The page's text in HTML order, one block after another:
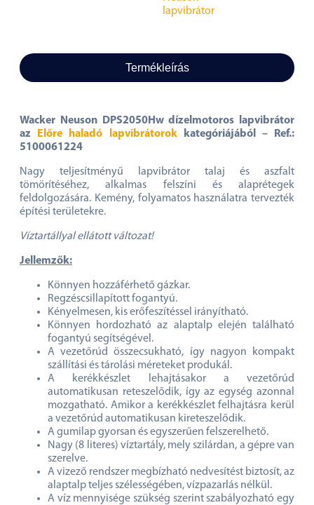
lapvibrátor
Termékleírás
Wacker Neuson DPS2050Hw dízelmotoros lapvibrátor
az
Előre haladó lapvibrátorokkategóriájából – Ref.:
5100061224
Nagy teljesítményű lapvibrátor talaj és aszfalt
tömörítéséhez, alkalmas felszíni és alaprétegek
feldolgozására. Kemény, folyamatos használatra tervezték
építési területekre.
Víztartállyal ellátott változat!
Jellemzők:
Könnyen hozzáférhető gázkar.
Regzéscsillapított fogantyú.
Kényelmesen, kis erőfeszítéssel irányítható.
Könnyen hordozható az alaptalp elején található
fogantyú segítségével.
A vezetőrúd összecsukható, így nagyon kompakt
szállítási és tárolási méreteket produkál.
A kerékkészlet lehajtásakor a vezetőrúd
automatikusan reteszelődik, így az egység azonnal
mozgatható. Amikor a kerékkészlet felhajtásra kerül
a vezetőrúd automatikusan kireteszelődik.
A gumilap gyorsan és egyszerűen felszerelhető.
Nagy (8 literes) víztartály, mely szilárdan, a gépre van
szerelve.
A vizező rendszer megbízható nedvesítést biztosít, az
alaptalp teljes szélességében, vízpazarlás nélkül.
A víz mennyisége szükség szerint szabályozható egy